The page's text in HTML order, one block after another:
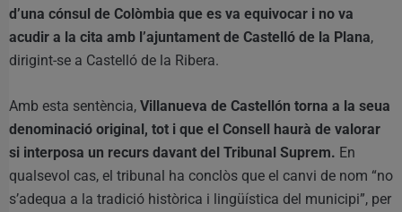
d’una cónsul de Colòmbia que es va equivocar i no va
acudir a la cita amb l’ajuntament de Castelló de la Plana,
dirigint-se a Castelló de la Ribera.
Amb esta sentència, Villanueva de Castellón torna a la seua
denominació original, tot i que el Consell haurà de valorar
si interposa un recurs davant del Tribunal Suprem. En
qualsevol cas, el tribunal ha conclòs que el canvi de nom “no
s’adequa a la tradició històrica i lingüística del municipi”, per